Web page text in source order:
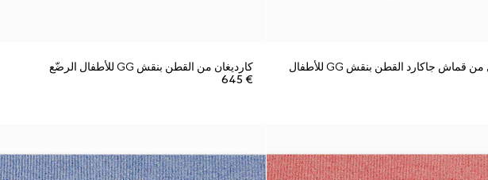
أوفرول من قماش جاكارد القطن بنقش GG للأطفال
كارديغان من القطن بنقش GG للأطفال الرضّع
€ 645